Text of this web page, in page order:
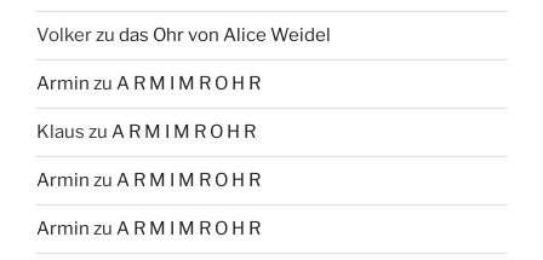
Volkerzu das Ohr von Alice Weidel
Armin zu A R M I M R O H R
Klaus zu A R M I M R O H R
Armin zu A R M I M R O H R
Armin zu A R M I M R O H R